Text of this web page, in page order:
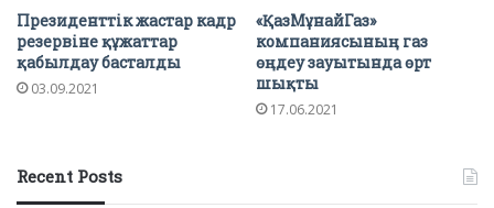
Президенттік жастар кадр
резервіне құжаттар
қабылдау басталды
03.09.2021
«ҚазМұнайГаз»
компаниясының газ
өңдеу зауытында өрт
шықты
17.06.2021
Recent Posts